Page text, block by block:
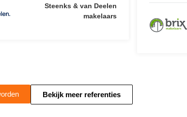
Steenks & van Deelen
makelaars
Bekijk meer referenties